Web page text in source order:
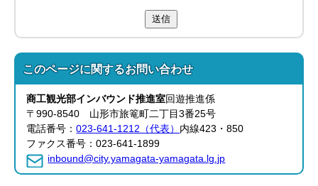
送信
このページに関するお問い合わせ
商工観光部インバウンド推進室 回遊推進係
〒990-8540 山形市旅篭町二丁目3番25号
電話番号：023-641-1212（代表） 内線423・850
ファクス番号：023-641-1899
inbound@city.yamagata-yamagata.lg.jp